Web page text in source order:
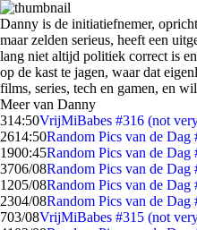
Danny is de initiatiefnemer,
maar zelden serieus, heeft een
lang niet altijd politiek correct is
op de kast te jagen, waar dat
films, series, tech en gamen, en
Meer van Danny
314:50VrijMiBabes #316 (not
2614:50Random Pics van de Dag
1900:45Random Pics van de Dag
3706/08Random Pics van de Dag
1205/08Random Pics van de Dag
2304/08Random Pics van de Dag
703/08VrijMiBabes #315 (not